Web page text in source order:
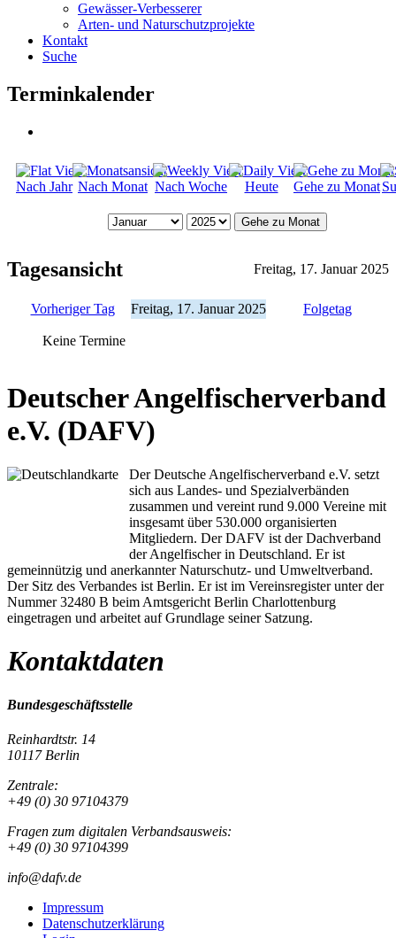
Gewässer-Verbesserer
Arten- und Naturschutzprojekte
Kontakt
Suche
Terminkalender
Nach Jahr Nach Monat Nach Woche Heute Gehe zu Monat
Gehe zu Monat
Tagesansicht Freitag, 17. Januar 2025
Vorheriger Tag Freitag, 17. Januar 2025 Folgetag
Keine Termine
Deutscher Angelfischerverband
e.V. (DAFV)
Der Deutsche Angelfischerverband e.V. setzt
sich aus Landes- und Spezialverbänden
zusammen und vereint rund 9.000 Vereine mit
insgesamt über 530.000 organisierten
Mitgliedern. Der DAFV ist der Dachverband
der Angelfischer in Deutschland. Er ist
gemeinnützig und anerkannter Naturschutz- und Umweltverband.
Der Sitz des Verbandes ist Berlin. Er ist im Vereinsregister unter der
Nummer 32480 B beim Amtsgericht Berlin Charlottenburg
eingetragen und arbeitet auf Grundlage seiner Satzung.
Kontaktdaten
Bundesgeschäftsstelle
Reinhardtstr. 14
10117 Berlin
Zentrale:
+49 (0) 30 97104379
Fragen zum digitalen Verbandsausweis:
+49 (0) 30 97104399
info@dafv.de
Impressum
Datenschutzerklärung